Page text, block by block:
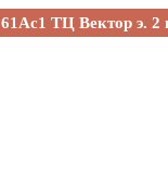
ТЦ Вектор э. 2